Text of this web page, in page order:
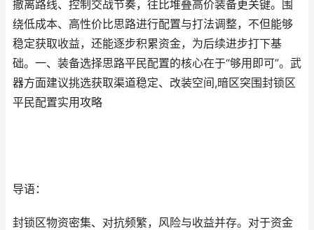
撤离路线、控制交战节奏，往比堆叠高价装备更关键。围
绕低成本、高性价比思路进行配置与打法调整，不但能够
稳定获取收益，还能逐步积累资金，为后续进步打下基
础。一、装备选择思路平民配置的核心在于“够用即可”。武
器方面建议挑选获取渠道稳定、改装空间,暗区突围封锁区
平民配置实用攻略
导语：
封锁区物资密集、对抗频繁，风险与收益并存。对于资金